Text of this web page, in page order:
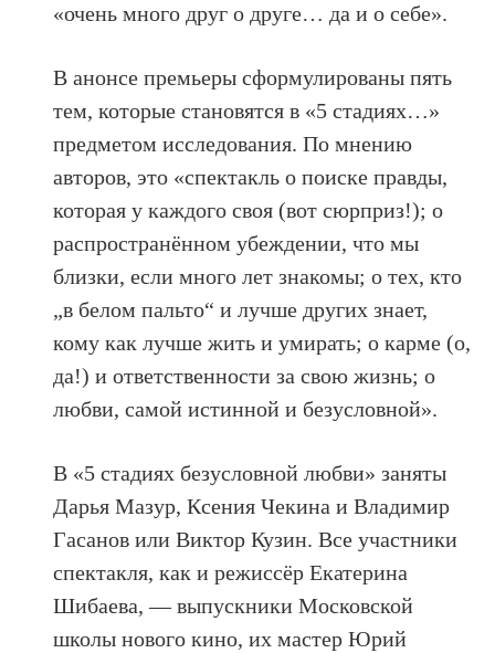
«очень много друг о друге… да и о себе».
В анонсе премьеры сформулированы пять
тем, которые становятся в «5 стадиях…»
предметом исследования. По мнению
авторов, это «спектакль о поиске правды,
которая у каждого своя (вот сюрприз!); о
распространённом убеждении, что мы
близки, если много лет знакомы; о тех, кто
„в белом пальто“ и лучше других знает,
кому как лучше жить и умирать; о карме (о,
да!) и ответственности за свою жизнь; о
любви, самой истинной и безусловной».
В «5 стадиях безусловной любви» заняты
Дарья Мазур, Ксения Чекина и Владимир
Гасанов или Виктор Кузин. Все участники
спектакля, как и режиссёр Екатерина
Шибаева, — выпускники Московской
школы нового кино, их мастер Юрий